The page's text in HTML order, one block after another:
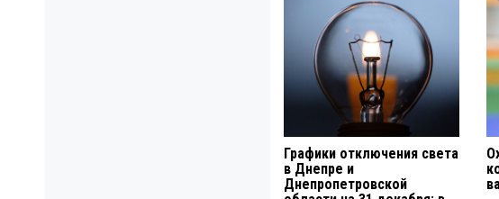
Графики отключения света
в Днепре и
Днепропетровской